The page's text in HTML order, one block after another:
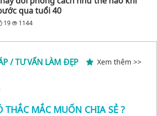
qua tuổi 40
19 1144
/ TƯ VẤN LÀM ĐẸP Xem thêm >>
THẮC MẮC MUỐN CHIA SẺ ?